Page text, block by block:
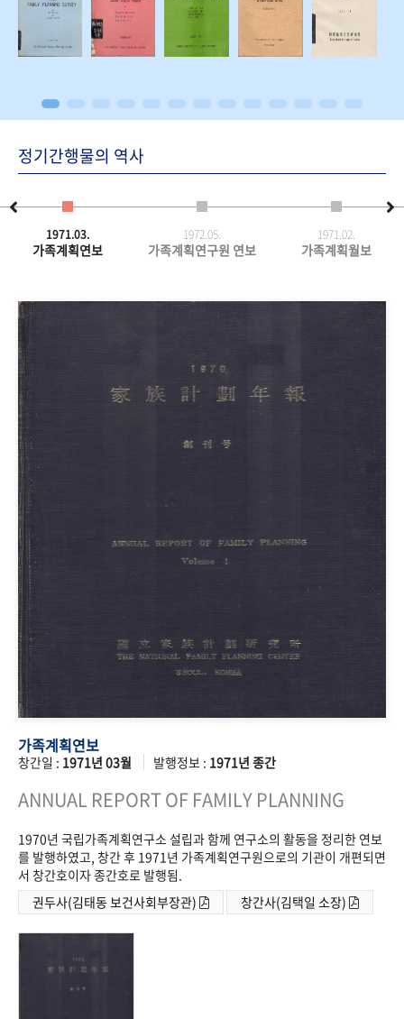
정기간행물의 역사
1971.03.
가족계획연보
1972.05.
가족계획연구원 연보
1971.02.
가족계획월보
가족계획연보
창간일 : 1971년 03월 발행정보 : 1971년 종간
ANNUAL REPORT OF FAMILY PLANNING
1970년 국립가족계획연구소 설립과 함께 연구소의 활동을 정리한 연보
를 발행하였고, 창간 후 1971년 가족계획연구원으로의 기관이 개편되면
서 창간호이자 종간호로 발행됨.
권두사(김태동 보건사회부장관)
창간사(김택일 소장)